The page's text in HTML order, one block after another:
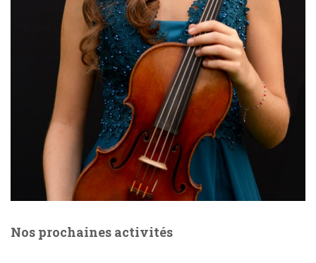
Nos prochaines activités